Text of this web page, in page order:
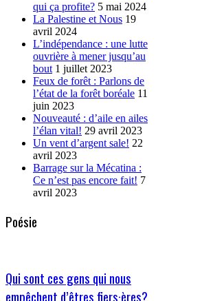
qui ça profite? 5 mai 2024
La Palestine et Nous 19
avril 2024
L’indépendance : une lutte
ouvrière à mener jusqu’au
bout 1 juillet 2023
Feux de forêt : Parlons de
l’état de la forêt boréale 11
juin 2023
Nouveauté : d’aile en ailes
l’élan vital! 29 avril 2023
Un vent d’argent sale! 22
avril 2023
Barrage sur la Mécatina :
Ce n’est pas encore fait! 7
avril 2023
Poésie
Qui sont ces gens qui nous
empêchent d’êtres fiers·ères?